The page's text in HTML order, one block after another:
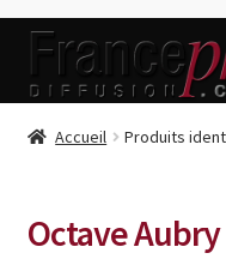
Aller
la
Aller
contenu
Accueil
Accueil Produits
Octave Aubry